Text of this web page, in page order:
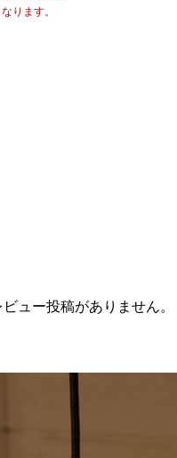
ります。
ビュー投稿がありません。